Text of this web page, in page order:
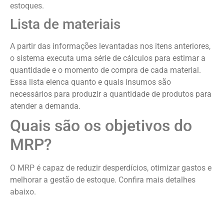
estoques.
Lista de materiais
A partir das informações levantadas nos itens anteriores,
o sistema executa uma série de cálculos para estimar a
quantidade e o momento de compra de cada material.
Essa lista elenca quanto e quais insumos são
necessários para produzir a quantidade de produtos para
atender a demanda.
Quais são os objetivos do
MRP?
O MRP é capaz de reduzir desperdícios, otimizar gastos e
melhorar a gestão de estoque. Confira mais detalhes
abaixo.